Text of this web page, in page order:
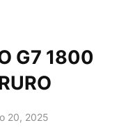
G7 1800
20, 2025